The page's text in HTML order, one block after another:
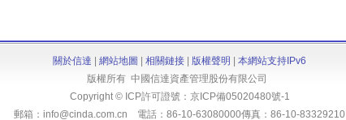
關於信達 網站地圖 相關鏈接 版權聲明
本網站支持IPv6
版權所有 中國信達資產管理股份有限公司
Copyright © ICP許可證號： 京ICP備05020480號-1
郵箱：info@cinda.com.cn 電話：86-10-63080000傳真：86-10-83329210